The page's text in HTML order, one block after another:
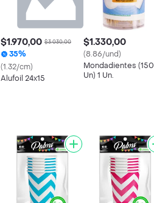
$1.970,00 $3.030,00
35%
(1.32/cm)
Alufoil 24x15
$1.330,00
(8.86/und)
Mondadientes (150
Un) 1 Un.